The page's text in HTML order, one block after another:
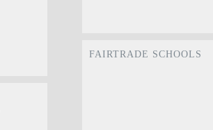
FAIRTRADE SCHOOLS